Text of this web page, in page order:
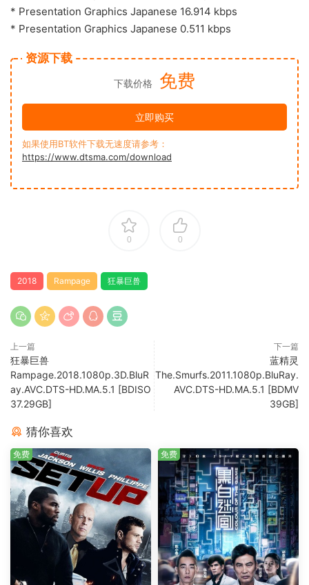
* Presentation Graphics Japanese 16.914 kbps
* Presentation Graphics Japanese 0.511 kbps
资源下载
下载价格 免费
立即购买
如果使用BT软件下载无速度请参考：
https://www.dtsma.com/download
0 0
2018 Rampage 狂暴巨兽
上一篇
狂暴巨兽
Rampage.2018.1080p.3D.BluR
ay.AVC.DTS-HD.MA.5.1 [BDISO
37.29GB]
下一篇
蓝精灵
The.Smurfs.2011.1080p.BluRay.
AVC.DTS-HD.MA.5.1 [BDMV
39GB]
猜你喜欢
免费 免费